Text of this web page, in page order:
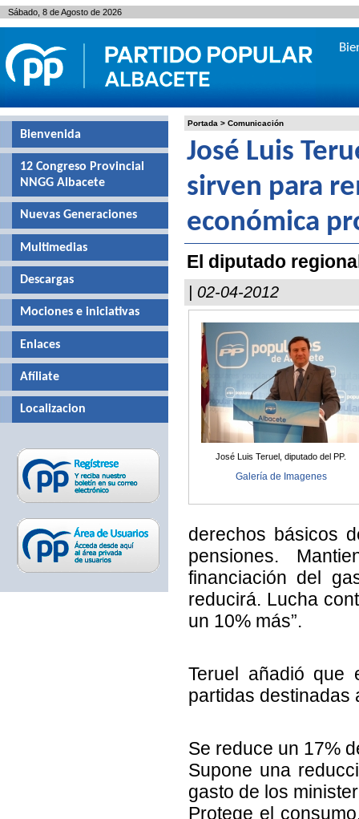
Portada > Comunicación
José Luis
sirven para
económica
El diputado
| 02-04-2012
José Luis Teruel, diputado del PP.
Galería de Imagenes
derechos básicos
pensiones.
financiación del
reducirá. Lucha
un 10% más”.
Teruel añadió que
partidas destinadas
Se reduce un 17%
Supone una
gasto de los
Protege el
Bienvenida
12 Congreso Provincial
NNGG Albacete
Nuevas Generaciones
Multimedias
Descargas
Mociones e iniciativas
Enlaces
Afíliate
Localizacion
Sábado, 8 de Agosto de 2026